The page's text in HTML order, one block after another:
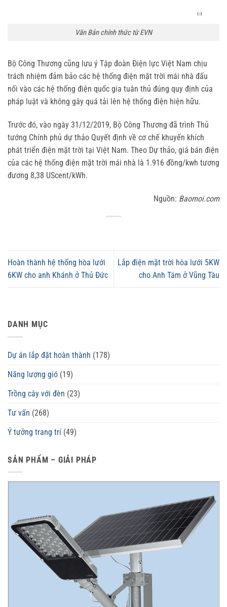
Văn Bản chính thức từ EVN
Bộ Công Thương cũng lưu ý Tập đoàn Điện lực Việt Nam chịu
trách nhiệm đảm bảo các hệ thống điện mặt trời mái nhà đấu
nối vào các hệ thống điện quốc gia tuân thủ đúng quy định của
pháp luật và không gây quá tải lên hệ thống điện hiện hữu.
Trước đó, vào ngày 31/12/2019, Bộ Công Thương đã trình Thủ
tướng Chính phủ dự thảo Quyết định về cơ chế khuyến khích
phát triển điện mặt trời tại Việt Nam. Theo Dự thảo, giá bán điện
của các hệ thống điện mặt trời mái nhà là 1.916 đồng/kwh tương
đương 8,38 UScent/kWh.
Nguồn: Baomoi.com
Hoàn thành hệ thống hòa lưới
6KW cho anh Khánh ở Thủ Đức
Lắp điện mặt trời hòa lưới 5KW
cho Anh Tám ở Vũng Tàu
DANH MỤC
Dự án lắp đặt hoàn thành (178)
Năng lượng gió (19)
Trồng cây với đèn (23)
Tư vấn (268)
Ý tưởng trang trí (49)
SẢN PHẨM – GIẢI PHÁP